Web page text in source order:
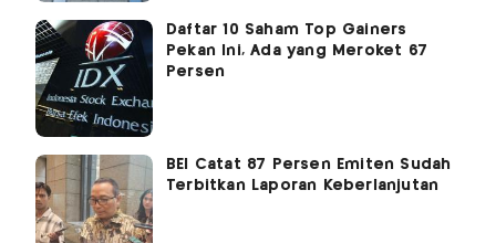
Daftar 10 Saham Top Gainers
Pekan Ini, Ada yang Meroket 67
Persen
BEI Catat 87 Persen Emiten Sudah
Terbitkan Laporan Keberlanjutan